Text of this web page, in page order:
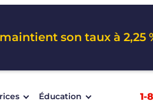
maintient son taux à 2,25
Éducation 1-